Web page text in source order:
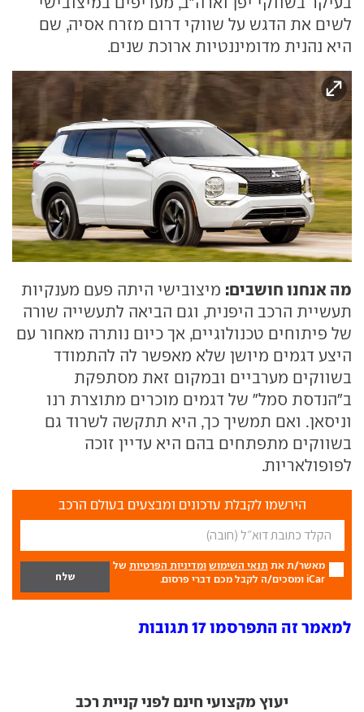
לשים את הדגש על שווקי דרום מזרח אסיה, שם
היא נהנית מדומיננטיות ארוכת שנים.
מה אנחנו חושבים: מיצובישי היתה פעם מענקיות
תעשיית הרכב היפנית, וגם הביאה לתעשייה שורה
של פיתוחים טכנולוגיים, אך כיום נותרה מאחור עם
היצע דגמים מיושן שלא מאפשר לה להתמודד
בשווקים מערביים ובמקום זאת מסתפקת
ב"הנדסת סמל" של דגמים מוכרים מתוצרת רנו
וניסאן. ואם תמשיך כך, היא תתקשה לשרוד גם
בשווקים מתפתחים בהם היא עדיין זוכה
לפופולאריות.
הירשמו לקבלת עדכונים ומבצעים בעולם הרכב
מאשר/ת את תנאי השימוש ומדיניות הפרטיות של
iCar ומסכים/ה לקבל מכם דברי פרסום.
למאמר זה התפרסמו 17 תגובות
יעוץ מקצועי חינם לפני קניית רכב